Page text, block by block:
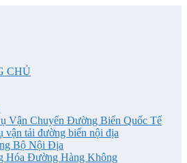
CHỦ
Vận Chuyển Đường Biển Quốc Tế
vận tải đường biển nội địa
Bộ Nội Địa
Hóa Đường Hàng Không